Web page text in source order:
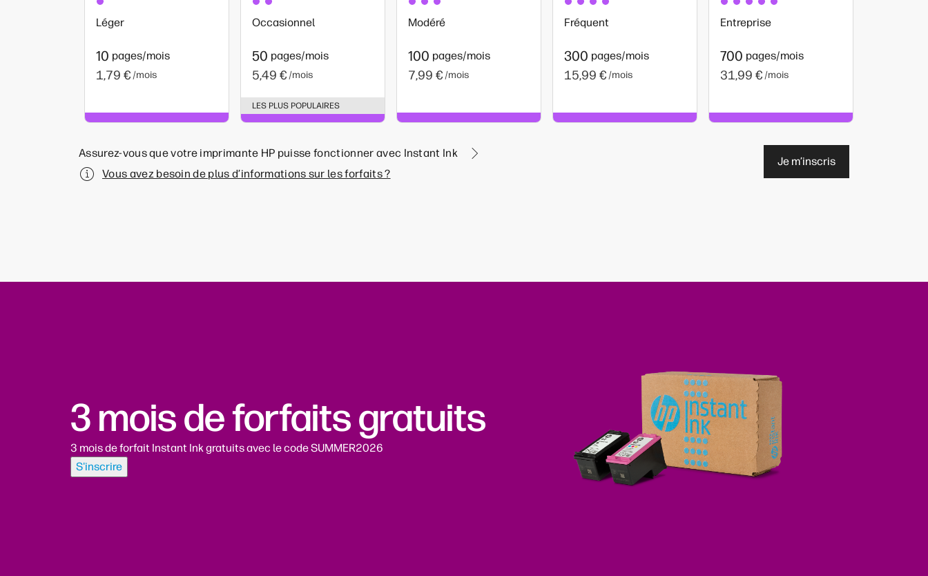
Léger
10 pages/mois
1,79 € /mois
Occasionnel
50 pages/mois
5,49 € /mois
LES PLUS POPULAIRES
Modéré
100 pages/mois
7,99 € /mois
Fréquent
300 pages/mois
15,99 € /mois
Entreprise
700 pages/mois
31,99 € /mois
Assurez-vous que votre imprimante HP puisse fonctionner avec Instant Ink
Vous avez besoin de plus d’informations sur les forfaits ?
Je m’inscris
3 mois de forfaits gratuits
3 mois de forfait Instant Ink gratuits avec le code SUMMER2026
S'inscrire